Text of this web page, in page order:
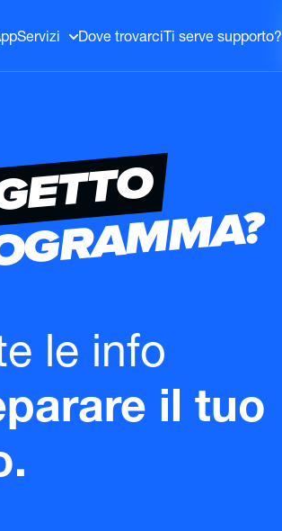
Servizi Dove trovarci Ti serve supporto?
le info
il tuo